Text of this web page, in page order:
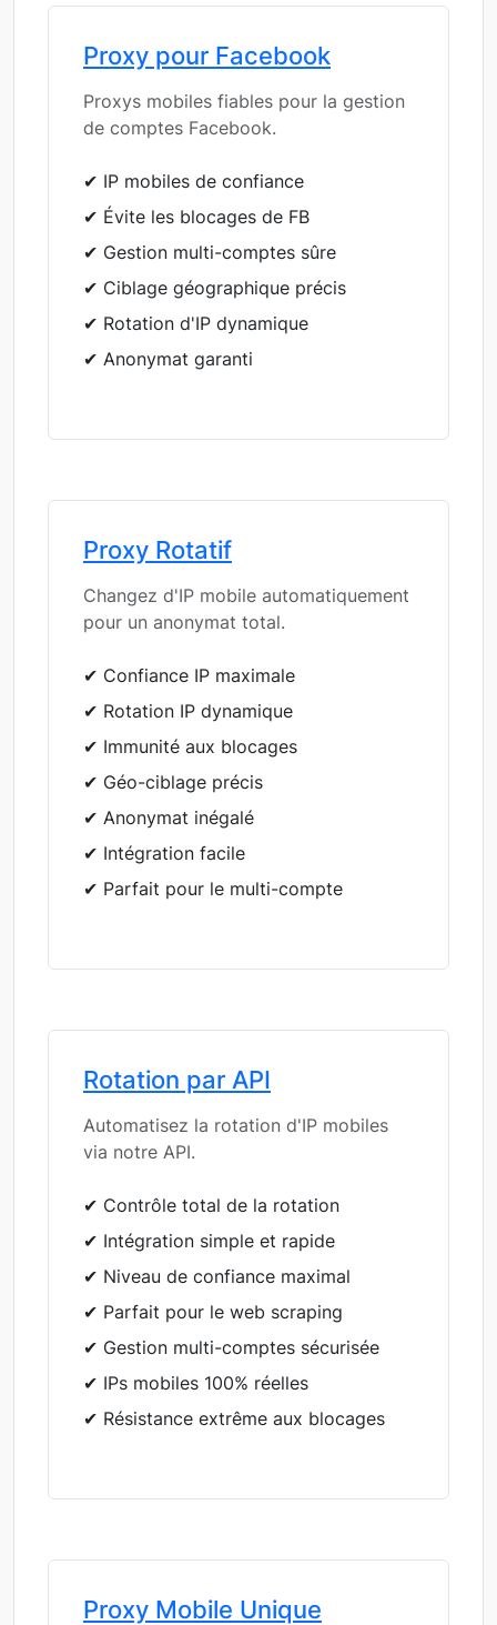
Proxy pour Facebook
Proxys mobiles fiables pour la gestion
de comptes Facebook.
✔ IP mobiles de confiance
✔ Évite les blocages de FB
✔ Gestion multi-comptes sûre
✔ Ciblage géographique précis
✔ Rotation d'IP dynamique
✔ Anonymat garanti
Proxy Rotatif
Changez d'IP mobile automatiquement
pour un anonymat total.
✔ Confiance IP maximale
✔ Rotation IP dynamique
✔ Immunité aux blocages
✔ Géo-ciblage précis
✔ Anonymat inégalé
✔ Intégration facile
✔ Parfait pour le multi-compte
Rotation par API
Automatisez la rotation d'IP mobiles
via notre API.
✔ Contrôle total de la rotation
✔ Intégration simple et rapide
✔ Niveau de confiance maximal
✔ Parfait pour le web scraping
✔ Gestion multi-comptes sécurisée
✔ IPs mobiles 100% réelles
✔ Résistance extrême aux blocages
Proxy Mobile Unique